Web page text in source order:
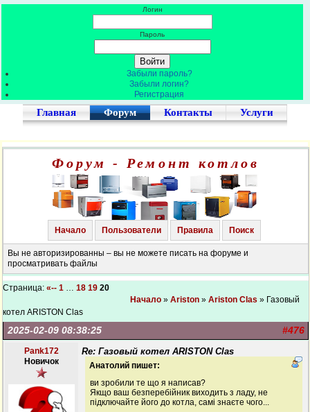
Логин
Пароль
Забыли пароль?
Забыли логин?
Регистрация
Главная Форум Контакты Услуги
Форум - Ремонт котлов
Начало Пользователи Правила Поиск
Вы не авторизированны – вы не можете писать на форуме и
просматривать файлы
Страница: «-- 1 … 18 19 20
Начало » Ariston » Ariston Clas » Газовый
котел ARISTON Clas
#476
2025-02-09 08:38:25
Pank172
Новичок
Re: Газовый котел ARISTON Clas
Анатолий пишет:
ви зробили те що я написав?
Якщо ваш безперебійник виходить з ладу, не
підключайте його до котла, самі знаєте чого...